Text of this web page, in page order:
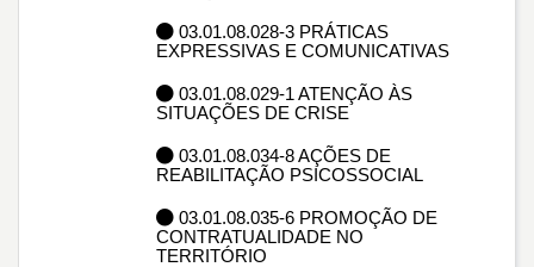
03.01.08.028-3 PRÁTICAS
EXPRESSIVAS E COMUNICATIVAS
03.01.08.029-1 ATENÇÃO ÀS
SITUAÇÕES DE CRISE
03.01.08.034-8 AÇÕES DE
REABILITAÇÃO PSICOSSOCIAL
03.01.08.035-6 PROMOÇÃO DE
CONTRATUALIDADE NO
TERRITÓRIO